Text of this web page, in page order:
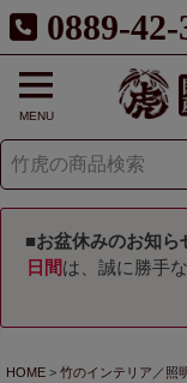
0889-42-
MENU
■お盆休みのお知ら
日間は、誠に勝手
HOME 竹のインテリア／照